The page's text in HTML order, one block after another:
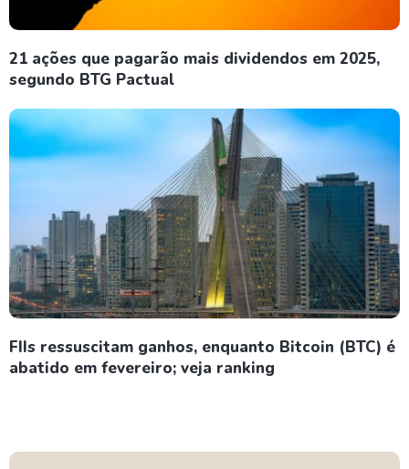
21 ações que pagarão mais dividendos em 2025,
segundo BTG Pactual
FIIs ressuscitam ganhos, enquanto Bitcoin (BTC) é
abatido em fevereiro; veja ranking